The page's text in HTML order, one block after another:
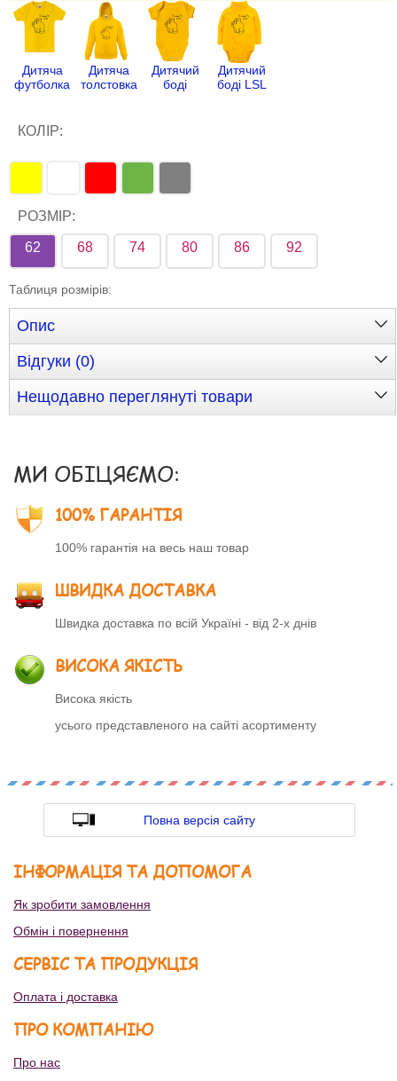
Дитяча
футболка
Дитяча
толстовка
Дитячий
боді
Дитячий
боді LSL
КОЛІР:
РОЗМІР:
62 68 74 80 86 92
Таблиця розмірів:
Опис
Відгуки (0)
Нещодавно переглянуті товари
МИ ОБІЦЯЄМО:
100% ГАРАНТІЯ
100% гарантія на весь наш товар
ШВИДКА ДОСТАВКА
Швидка доставка по всій Україні - від 2-х днів
ВИСОКА ЯКІСТЬ
Висока якість
усього представленого на сайті асортименту
Повна версія сайту
ІНФОРМАЦІЯ ТА ДОПОМОГА
Як зробити замовлення
Обмін і повернення
СЕРВІС ТА ПРОДУКЦІЯ
Оплата і доставка
ПРО КОМПАНІЮ
Про нас